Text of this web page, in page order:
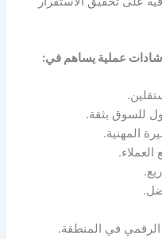
عملية يساهم في:
للسوق بثقة.
المهنية.
الرقمي في المنطقة.